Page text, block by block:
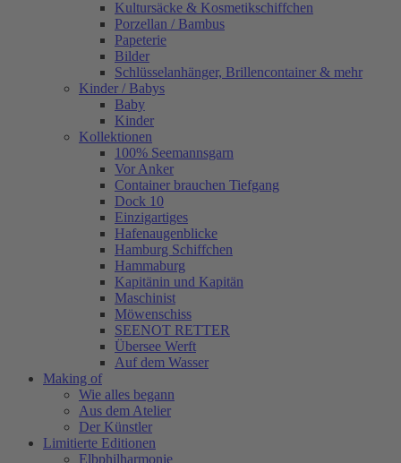
Kultursäcke & Kosmetikschiffchen
Porzellan / Bambus
Papeterie
Bilder
Schlüsselanhänger, Brillencontainer & mehr
Kinder / Babys
Baby
Kinder
Kollektionen
100% Seemannsgarn
Vor Anker
Container brauchen Tiefgang
Dock 10
Einzigartiges
Hafenaugen­blicke
Hamburg Schiffchen
Hammaburg
Kapitänin und Kapitän
Maschinist
Möwenschiss
SEENOT RETTER
Übersee Werft
Auf dem Wasser
Making of
Wie alles begann
Aus dem Atelier
Der Künstler
Limitierte Editionen
Elbphilharmonie